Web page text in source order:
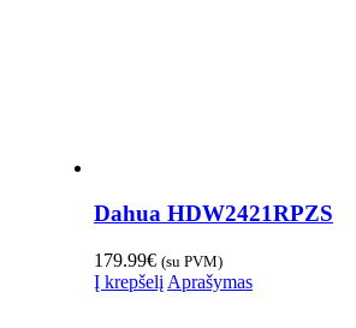
Dahua HDW2421RPZS
179.99€ (su PVM)
Į krepšelį Aprašymas